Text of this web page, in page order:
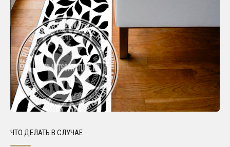
ЧТО ДЕЛАТЬ В СЛУЧАЕ